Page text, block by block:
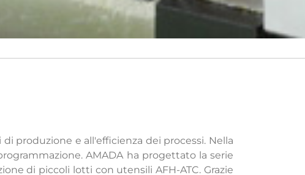
produzione e all'efficienza dei processi. Nella
AMADA ha progettato la serie
di piccoli lotti con utensili AFH-ATC. Grazie